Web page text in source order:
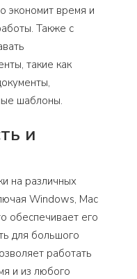
экономит время и
Также с
такие как
шаблоны.
и
на различных
Windows, Mac
обеспечивает его
для большого
работать
и из любого